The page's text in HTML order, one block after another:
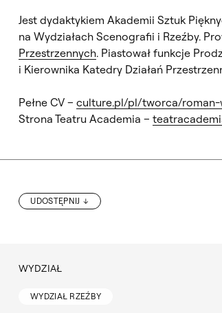
Jest dydaktykiem Akademii Sztuk
na Wydziałach Scenografii i Rzeźby.
Przestrzennych. Piastował funkcje
i Kierownika Katedry Działań
Pełne CV – culture.pl/pl/tworca/roman-
Strona Teatru Academia –
UDOSTĘPNIJ
WYDZIAŁ
WYDZIAŁ RZEŹBY